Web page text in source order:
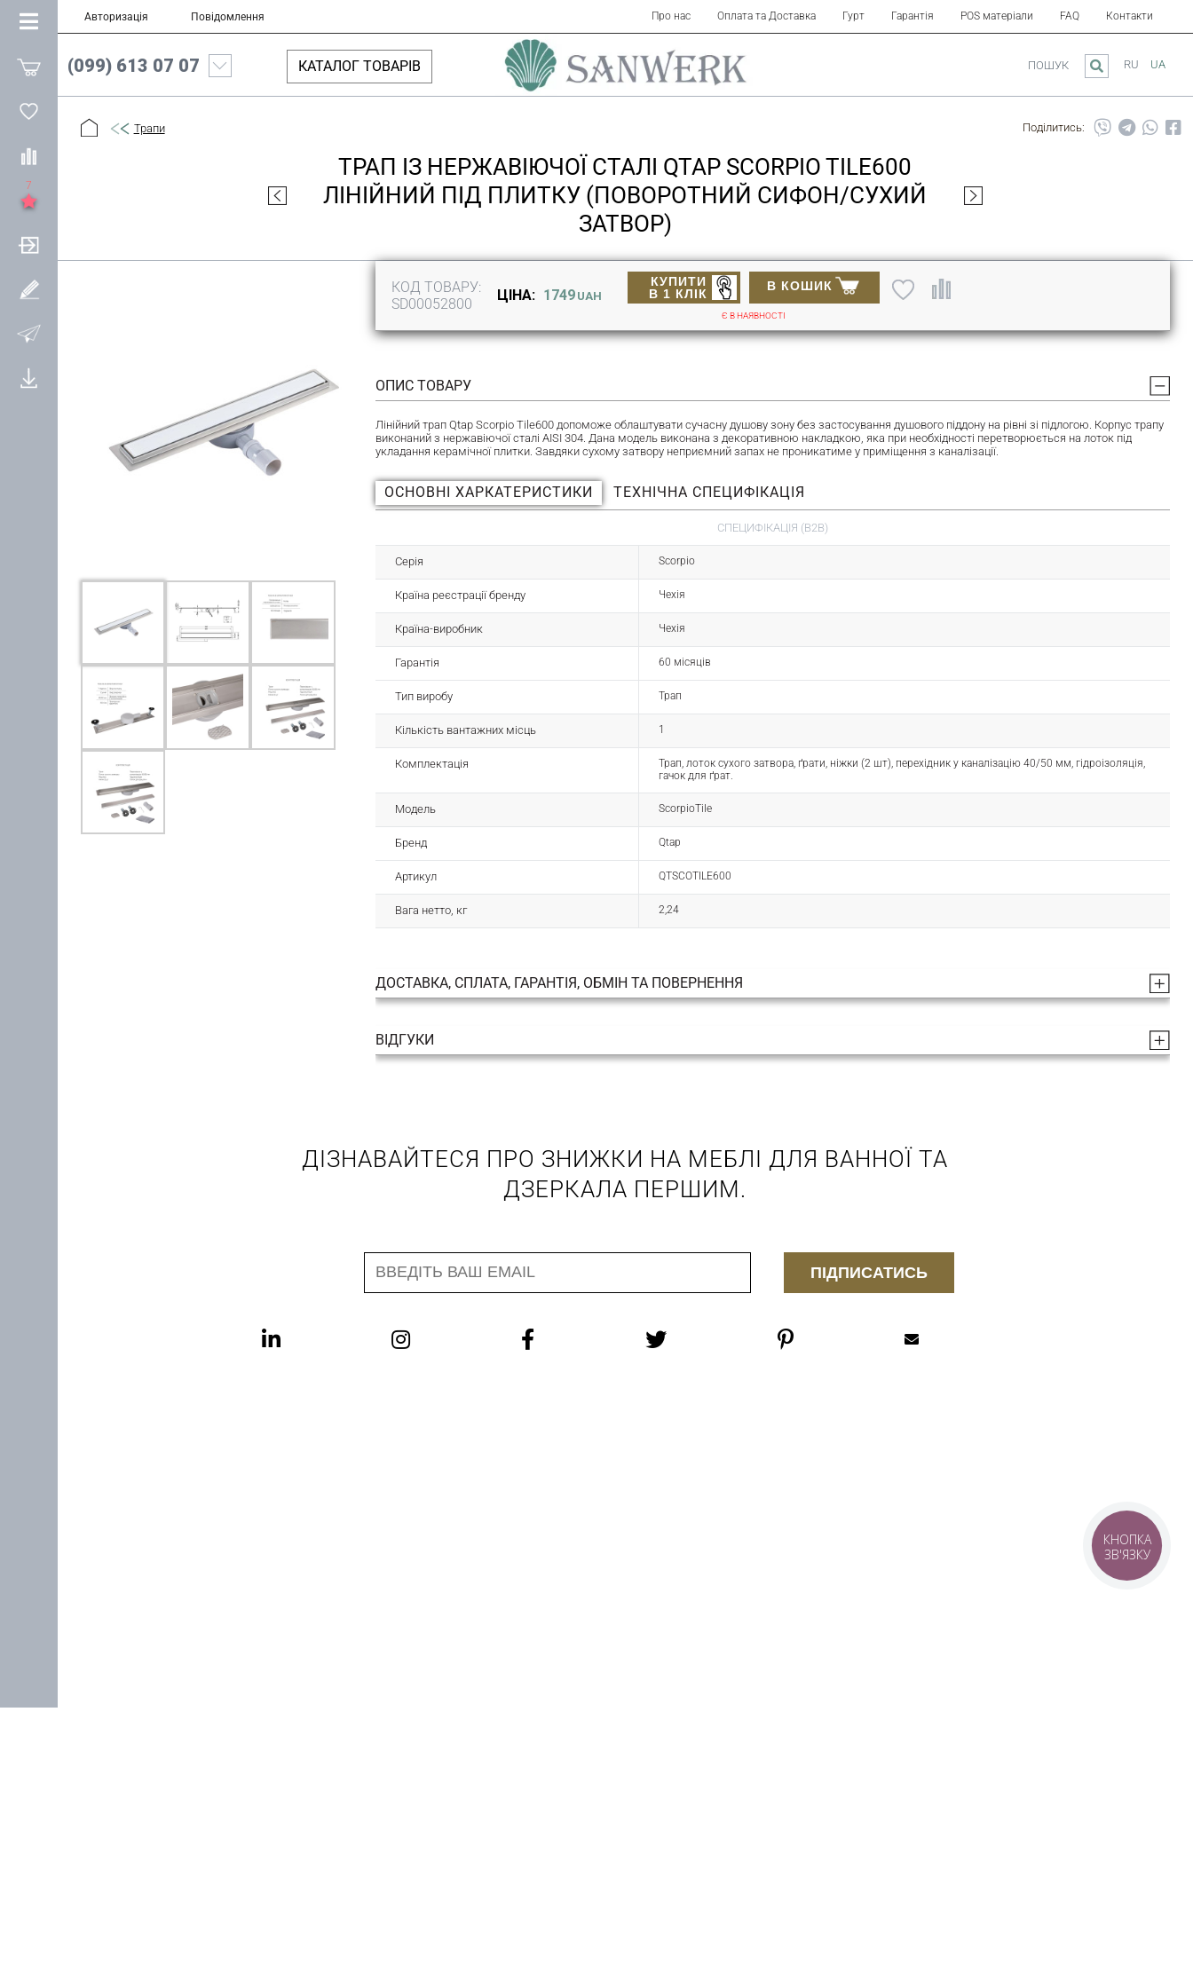
7
Авторизація Повідомлення Про нас Оплата та Доставка Гурт Гарантія POS матеріали FAQ Контакти
КАТАЛОГ ТОВАРІВ
(099) 613 07 07 RU UA
ПОШУК
Трапи Поділитись:
ТРАП ІЗ НЕРЖАВІЮЧОЇ СТАЛІ QTAP SCORPIO TILE600
ЛІНІЙНИЙ ПІД ПЛИТКУ (ПОВОРОТНИЙ СИФОН/СУХИЙ
ЗАТВОР)
КОД ТОВАРУ:
SD00052800
ЦІНА: 1749 UAH
В КОШИК
КУПИТИ
В 1 КЛІК
Є В НАЯВНОСТІ
ОПИС ТОВАРУ
Лінійний трап Qtap Scorpio Tile600 допоможе облаштувати сучасну душову зону без застосування душового піддону на рівні зі підлогою. Корпус трапу
виконаний з нержавіючої сталі AISI 304. Дана модель виконана з декоративною накладкою, яка при необхідності перетворюється на лоток під
укладання керамічної плитки. Завдяки сухому затвору неприємний запах не проникатиме у приміщення з каналізації.
ОСНОВНІ ХАРКАТЕРИСТИКИ ТЕХНІЧНА СПЕЦИФІКАЦІЯ
СПЕЦИФІКАЦІЯ (B2B)
Серія Scorpio
Країна реєстрації бренду Чехія
Країна-виробник Чехія
Гарантія 60 місяців
Тип виробу Трап
Кількість вантажних місць 1
Комплектація
Трап, лоток сухого затвора, ґрати, ніжки (2 шт), перехідник у каналізацію 40/50 мм, гідроізоляція,
гачок для ґрат.
Модель ScorpioTile
Бренд Qtap
Артикул QTSCOTILE600
Вага нетто, кг 2,24
ДОСТАВКА, СПЛАТА, ГАРАНТІЯ, ОБМІН ТА ПОВЕРНЕННЯ
ВІДГУКИ
ДІЗНАВАЙТЕСЯ ПРО ЗНИЖКИ НА МЕБЛІ ДЛЯ ВАННОЇ ТА
ДЗЕРКАЛА ПЕРШИМ.
ПІДПИСАТИСЬ
КНОПКА
ЗВ'ЯЗКУ